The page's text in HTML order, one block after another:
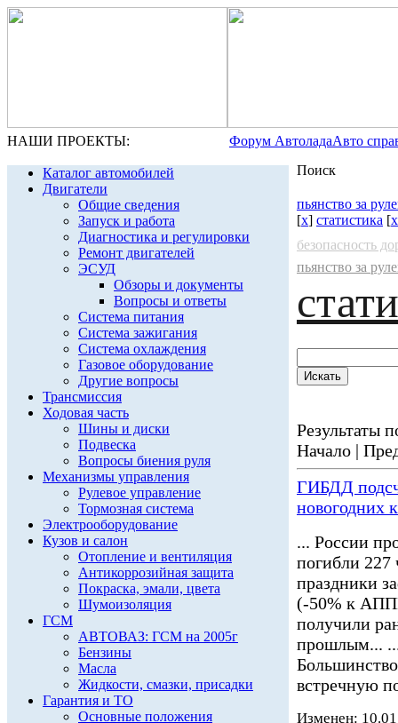
НАШИ ПРОЕКТЫ: Форум АвтоладаАвто
Каталог автомобилей
Двигатели
Общие сведения
Запуск и работа
Диагностика и регулировки
Ремонт двигателей
ЭСУД
Обзоры и документы
Вопросы и ответы
Система питания
Система зажигания
Система охлаждения
Газовое оборудование
Другие вопросы
Трансмиссия
Ходовая часть
Шины и диски
Подвеска
Вопросы биения руля
Механизмы управления
Рулевое управление
Тормозная система
Электрооборудование
Кузов и салон
Отопление и вентиляция
Антикоррозийная защита
Покраска, эмали, цвета
Шумоизоляция
ГСМ
АВТОВАЗ: ГСМ на 2005г
Бензины
Масла
Жидкости, смазки, присадки
Гарантия и ТО
Основные положения
Поиск
пьянство за
[x] статистика [x
безопасность
пьянство за
Результаты
Начало |
ГИБДД
новогодних
... России
погибли 227
праздники
(-50% к
получили
прошлым... ...
встречную
Изменен: